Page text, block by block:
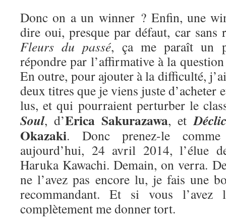
Donc on a un winner ? Enfin, une
dire oui, presque par défaut, car sans
Fleurs du passé, ça me paraît un
répondre par l’affirmative à la
En outre, pour ajouter à la difficulté,
deux titres que je viens juste d’acheter
lus, et qui pourraient perturber le
Soul, d’Erica Sakurazawa, et
Okazaki. Donc prenez-le
aujourd’hui, 24 avril 2014, l’élue
Haruka Kawachi. Demain, on verra.
ne l’avez pas encore lu, je fais une
recommandant. Et si vous l’avez
complètement me donner tort.